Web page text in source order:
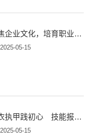
聚焦企业文化，培育职业精神——镇江中福马机械有限公司走进正则讲坛
2025-05-15
白衣执甲践初心 技能报国育匠才——举办国际护士节主题活动
2025-05-15